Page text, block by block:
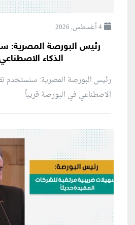
4 أغسطس, 2026
رئيس البورصة المصرية:
الذكاء
رئيس البورصة المصرية: سنستخدم
الاصطناعي في البورصة قريباً